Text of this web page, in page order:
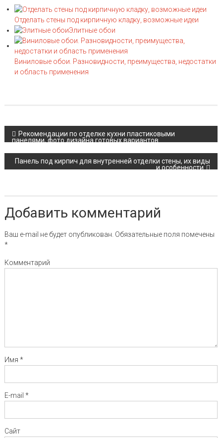
Отделать стены под кирпичную кладку, возможные идеи
Элитные обои
Виниловые обои. Разновидности, преимущества, недостатки
и область применения
Навигация по записям
Рекомендации по отделке кухни пластиковыми
панелями, фото дизайна готовых вариантов
Панель под кирпич для внутренней отделки стены, их виды
и особенности
Добавить комментарий
Ваш e-mail не будет опубликован. Обязательные поля помечены
*
Комментарий
Имя *
E-mail *
Сайт